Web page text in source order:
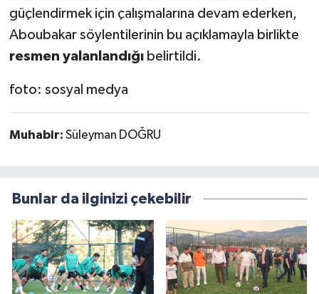
güçlendirmek için çalışmalarına devam ederken,
Aboubakar söylentilerinin bu açıklamayla birlikte
resmen yalanlandığıbelirtildi.
foto: sosyal medya
Muhabir: Süleyman DOĞRU
Bunlar da ilginizi çekebilir